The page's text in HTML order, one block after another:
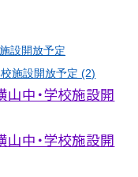
設開放予定
施設開放予定 (2)
中・学校施設開
中・学校施設開